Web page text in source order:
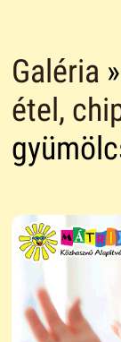
Galéria »
étel,